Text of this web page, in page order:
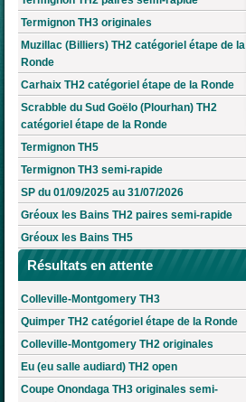
Termignon TH3 originales
Muzillac (Billiers) TH2 catégoriel étape de la
Ronde
Carhaix TH2 catégoriel étape de la Ronde
Scrabble du Sud Goëlo (Plourhan) TH2
catégoriel étape de la Ronde
Termignon TH5
Termignon TH3 semi-rapide
SP du 01/09/2025 au 31/07/2026
Gréoux les Bains TH2 paires semi-rapide
Gréoux les Bains TH5
Résultats en attente
Colleville-Montgomery TH3
Quimper TH2 catégoriel étape de la Ronde
Colleville-Montgomery TH2 originales
Eu (eu salle audiard) TH2 open
Coupe Onondaga TH3 originales semi-